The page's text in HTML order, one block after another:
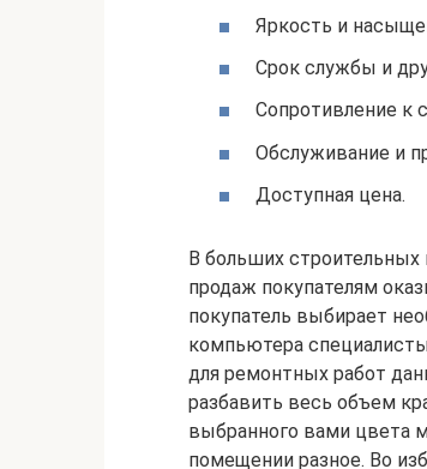
Яркость и
Срок службы и
Сопротивление к
Обслуживание и
Доступная цена.
В больших строительных
продаж покупателям
покупатель выбирает
компьютера
для ремонтных работ
разбавить весь объем
выбранного вами цвета
помещении разное. Во